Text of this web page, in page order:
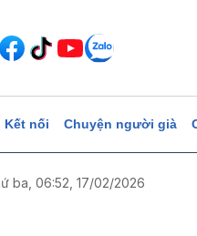
Kết nối Chuyện người già
ba, 06:52, 17/02/2026